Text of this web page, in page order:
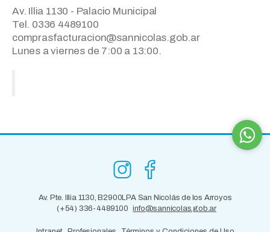
Av. Illia 1130 - Palacio Municipal
Tel. 0336 4489100
comprasfacturacion@sannicolas.gob.ar
Lunes a viernes de 7:00 a 13:00.
Av. Pte. Illia 1130, B2900LPA San Nicolás de los Arroyos
(+54) 336-4489100
info@sannicolas.gob.ar